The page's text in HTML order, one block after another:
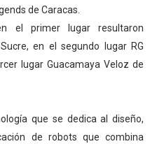
de Caracas.
el primer lugar resultaron
en el segundo lugar RG
lugar Guacamaya Veloz de
que se dedica al diseño,
de robots que combina